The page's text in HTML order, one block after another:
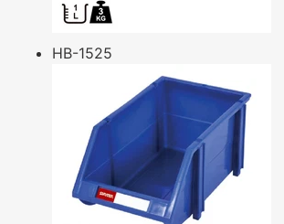
HB-1525